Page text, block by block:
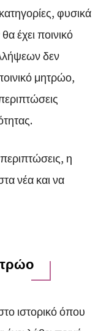
φυσικά
έχει ποινικό
δεν
μητρώο,
η
νέα και να
ιστορικό όπου